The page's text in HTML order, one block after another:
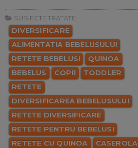
SUBIECTE TRATATE:
DIVERSIFICARE
ALIMENTATIA BEBELUSULUI
RETETE BEBELUSI
QUINOA
BEBELUS
COPII
TODDLER
RETETE
DIVERSIFICAREA BEBELUSULUI
RETETE DIVERSIFICARE
RETETE PENTRU BEBELUSI
RETETE CU QUINOA
CASEROLA